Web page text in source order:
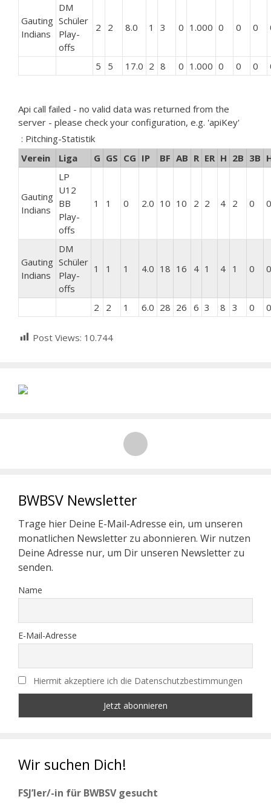
Gauting
Indians
DM
Schüler
Play-
offs
2 2 8.0 1 3 0 1.000 0 0 0
5 5 17.0 2 8 0 1.000 0 0 0
Api call failed - no valid data was returned from the
server - please check your configuration, e.g. 'apiKey'
: Pitching-Statistik
Verein
Liga G GS CG IP BF AB R ER H 2B 3B
Gauting
Indians
LP
U12
BB
Play-
offs
1 1 0 2.0 10 10 2 2 4 2 0 0
Gauting
Indians
DM
Schüler
Play-
offs
1 1 1 4.0 18 16 4 1 4 1 0 0
2 2 1 6.0 28 26 6 3 8 3 0 0
Post Views: 10.744
BWBSV Newsletter
Trage hier Deine E-Mail-Adresse ein, um unseren
monatlichen Newsletter zu abonnieren. Wir nutzen
Deine Adresse nur, um Dir unseren Newsletter zu
senden.
Name
E-Mail-Adresse
Hiermit akzeptiere ich die Datenschutzbestimmungen
Wir suchen Dich!
FSJ’ler/-in für BWBSV gesucht